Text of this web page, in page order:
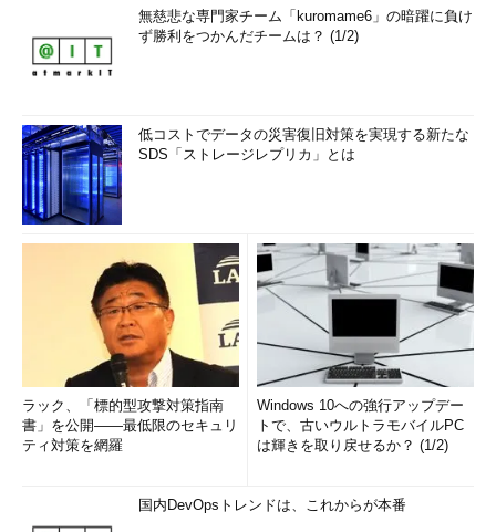
無慈悲な専門家チーム「kuromame6」の暗躍に負け
ず勝利をつかんだチームは？ (1/2)
低コストでデータの災害復旧対策を実現する新たな
SDS「ストレージレプリカ」とは
ラック、「標的型攻撃対策指南
書」を公開――最低限のセキュリ
ティ対策を網羅
Windows 10への強行アップデー
トで、古いウルトラモバイルPC
は輝きを取り戻せるか？ (1/2)
国内DevOpsトレンドは、これからが本番